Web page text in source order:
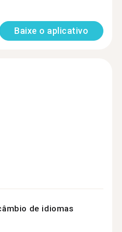
Baixe o aplicativo
de idiomas